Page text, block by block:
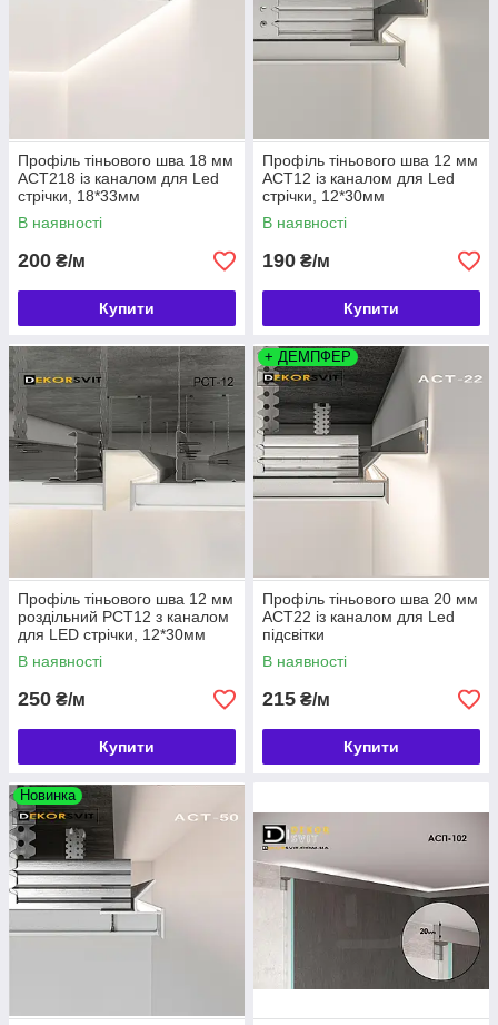
Профіль тіньового шва 18 мм
АСТ218 із каналом для Led
стрічки, 18*33мм
В наявності
200 ₴/м
Купити
Профіль тіньового шва 12 мм
АСТ12 із каналом для Led
стрічки, 12*30мм
В наявності
190 ₴/м
Купити
Профіль тіньового шва 12 мм
роздільний РСТ12 з каналом
для LED стрічки, 12*30мм
В наявності
250 ₴/м
Купити
+ ДЕМПФЕР
Профіль тіньового шва 20 мм
АСТ22 із каналом для Led
підсвітки
В наявності
215 ₴/м
Купити
Новинка